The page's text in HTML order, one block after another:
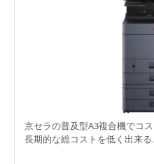
京セラの普及型A3複合機でコ
長期的な総コストを低く出来る